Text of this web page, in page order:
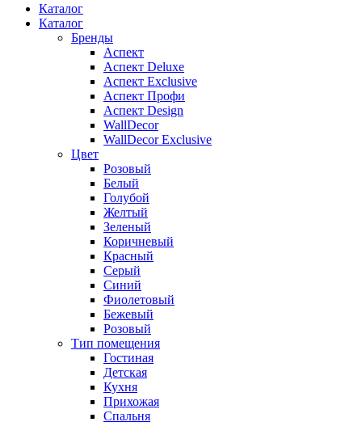
Каталог
Каталог
Бренды
Аспект
Аспект Deluxe
Аспект Exclusive
Аспект Профи
Аспект Design
WallDecor
WallDecor Exclusive
Цвет
Розовый
Белый
Голубой
Желтый
Зеленый
Коричневый
Красный
Серый
Синий
Фиолетовый
Бежевый
Розовый
Тип помещения
Гостиная
Детская
Кухня
Прихожая
Спальня